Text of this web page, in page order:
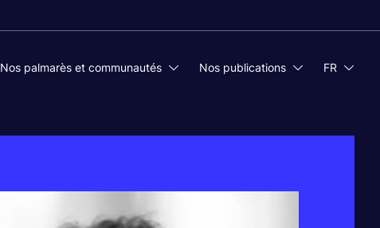
Nos palmarès et communautés Nos publications FR